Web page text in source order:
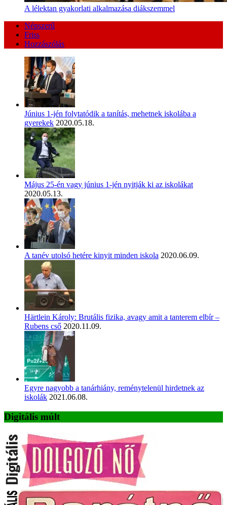
A lélektan gyakorlati alkalmazása diákszemmel
Népszerű
Friss
Hozzászólás
Június 1-jén folytatódik a tanítás, mehetnek iskolába a
gyerekek 2020.05.18.
Május 25-én vagy június 1-jén nyitják ki az iskolákat
2020.05.13.
A tanév utolsó hetére kinyit minden iskola 2020.06.09.
Härtlein Károly: Brutális fizika, avagy amit a tanterem elbír –
Rubens cső 2020.11.09.
Egyre nagyobb a tanárhiány, reménytelenül hirdetnek az
iskolák 2021.06.08.
Digitális múlt